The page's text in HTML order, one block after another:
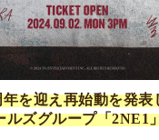
を迎え再始動を発表
ルズグループ「2NE1